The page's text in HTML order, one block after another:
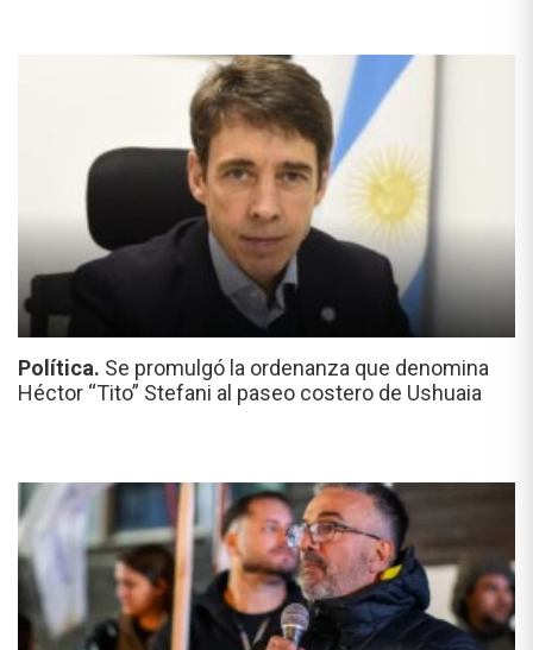
Política. Se promulgó la ordenanza que denomina
Héctor “Tito” Stefani al paseo costero de Ushuaia